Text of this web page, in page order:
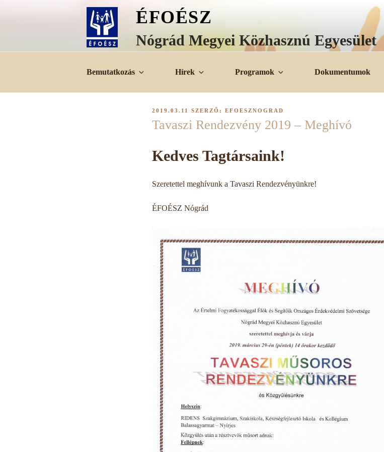
ÉFOÉSZ
Nógrád Megyei Közhasznú Egyesület
Bemutatkozás Hírek Programok Dokumentumok
BEKÜLDVE:
2019.03.11 SZERZŐ: EFOESZNOGRAD
Tavaszi Rendezvény 2019 – Meghívó
Kedves Tagtársaink!
Szeretettel meghívunk a Tavaszi Rendezvényünkre!
ÉFOÉSZ Nógrád